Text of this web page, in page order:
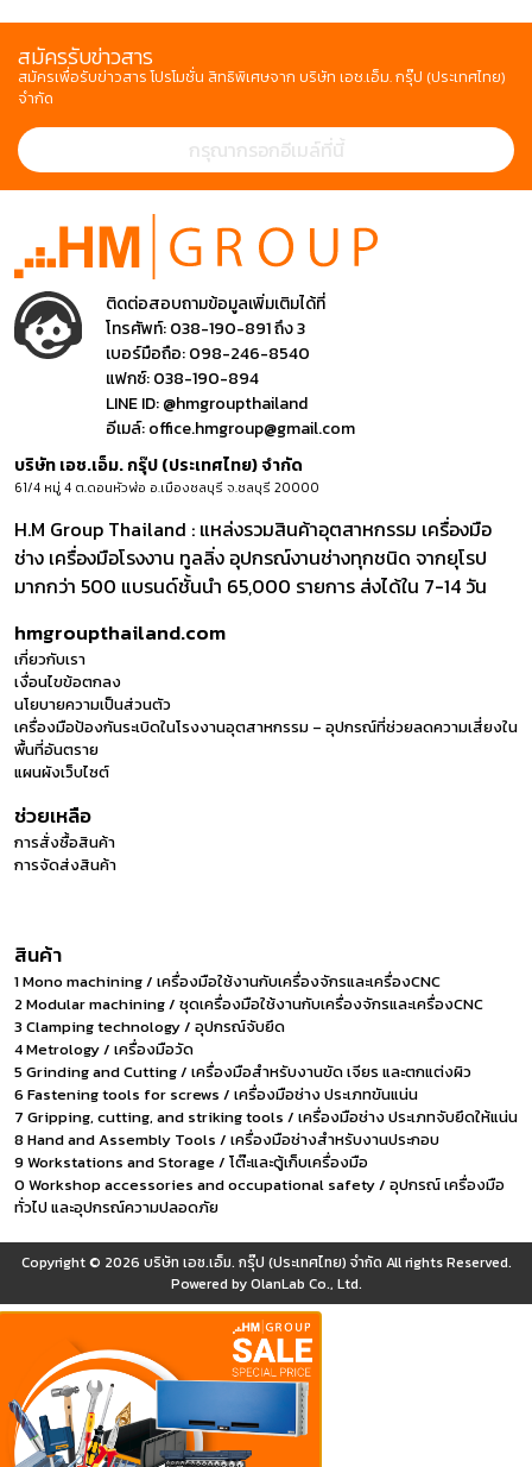
สมัครรับข่าวสาร
สมัครเพื่อรับข่าวสาร โปรโมชั่น สิทธิพิเศษจาก บริษัท เอช.เอ็ม. กรุ๊ป (ประเทศไทย)
จำกัด
ติดต่อสอบถามข้อมูลเพิ่มเติมได้ที่
โทรศัพท์:038-190-891 ถึง 3
เบอร์มือถือ:098-246-8540
แฟกซ์:038-190-894
LINE ID:@hmgroupthailand
อีเมล์:office.hmgroup@gmail.com
บริษัท เอช.เอ็ม. กรุ๊ป (ประเทศไทย) จำกัด
61/4 หมู่ 4 ต.ดอนหัวฬ่อ อ.เมืองชลบุรี จ.ชลบุรี 20000
H.M Group Thailand : แหล่งรวมสินค้าอุตสาหกรรม เครื่องมือ
ช่าง เครื่องมือโรงงาน ทูลลิ่ง อุปกรณ์งานช่างทุกชนิด จากยุโรป
มากกว่า 500 แบรนด์ชั้นนำ 65,000 รายการ ส่งได้ใน 7-14 วัน
hmgroupthailand.com
เกี่ยวกับเรา
เงื่อนไขข้อตกลง
นโยบายความเป็นส่วนตัว
เครื่องมือป้องกันระเบิดในโรงงานอุตสาหกรรม – อุปกรณ์ที่ช่วยลดความเสี่ยงใน
พื้นที่อันตราย
แผนผังเว็บไซต์
ช่วยเหลือ
การสั่งซื้อสินค้า
การจัดส่งสินค้า
สินค้า
1 Mono machining / เครื่องมือใช้งานกับเครื่องจักรและเครื่องCNC
2 Modular machining / ชุดเครื่องมือใช้งานกับเครื่องจักรและเครื่องCNC
3 Clamping technology / อุปกรณ์จับยึด
4 Metrology / เครื่องมือวัด
5 Grinding and Cutting / เครื่องมือสำหรับงานขัด เจียร และตกแต่งผิว
6 Fastening tools for screws / เครื่องมือช่าง ประเภทขันแน่น
7 Gripping, cutting, and striking tools / เครื่องมือช่าง ประเภทจับยึดให้แน่น
8 Hand and Assembly Tools / เครื่องมือช่างสำหรับงานประกอบ
9 Workstations and Storage / โต๊ะและตู้เก็บเครื่องมือ
0 Workshop accessories and occupational safety / อุปกรณ์ เครื่องมือ
ทั่วไป และอุปกรณ์ความปลอดภัย
Copyright © 2026 บริษัท เอช.เอ็ม. กรุ๊ป (ประเทศไทย) จำกัด All rights Reserved.
Powered byOlanLab Co., Ltd.